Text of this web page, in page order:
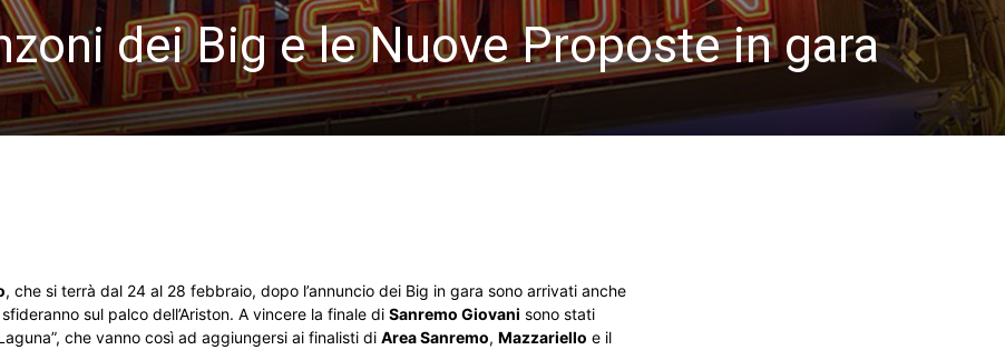
dei Big e le Nuove Proposte in gara
, che si terrà dal 24 al 28 febbraio, dopo l’annuncio dei Big in gara sono arrivati anche
sul palco dell’Ariston. A vincere la finale di Sanremo Giovani sono stati
che vanno così ad aggiungersi ai finalisti di Area Sanremo, Mazzariello e il